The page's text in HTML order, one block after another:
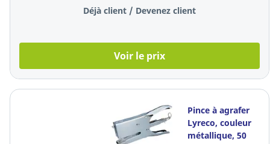
feuilles, 1.000
Déjà client / Devenez client
Voir le prix
Pince à agrafer
Lyreco, couleur
métallique, 50